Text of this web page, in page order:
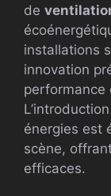
de
installations
innovation
performance
énergies est
scène,
efficaces.